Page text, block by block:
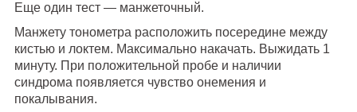
Еще один тест — манжеточный.
Манжету тонометра расположить посередине между
кистью и локтем. Максимально накачать. Выжидать 1
минуту. П ри положительной пробе и наличии
синдрома появляется чувство онемения и
покалывания.